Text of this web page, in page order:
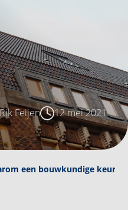
Rik Feijen 12 mei 2021
een bouwkundige